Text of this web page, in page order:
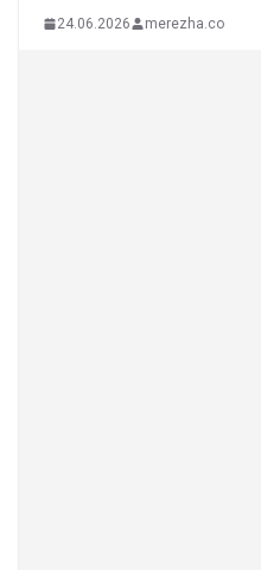
24.06.2026 merezha.co